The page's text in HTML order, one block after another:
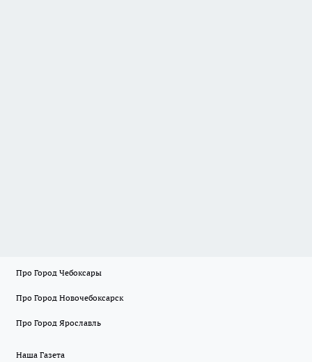
Про Город Чебоксары
Про Город Новочебоксарск
Про Город Ярославль
Наша Газета